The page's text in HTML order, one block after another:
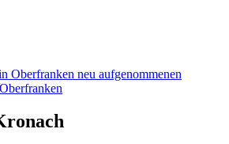
Oberfranken neu aufgenommenen